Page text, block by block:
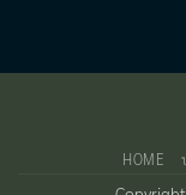
HOME